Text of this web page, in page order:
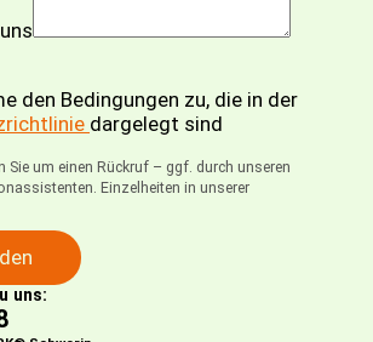
den Bedingungen zu, die in der
dargelegt sind
Sie um einen Rückruf – ggf. durch unseren
Einzelheiten in unserer
uns: